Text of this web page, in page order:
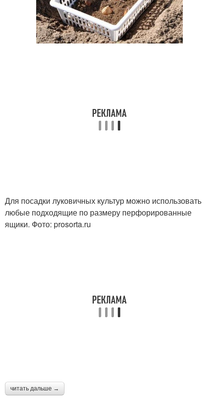
Для посадки луковичных культур можно использовать
любые подходящие по размеру перфорированные
ящики. Фото: prosorta.ru
читать дальше →